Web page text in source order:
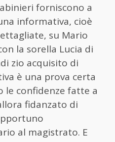
forniscono a
informativa, cioè
su Mario
la sorella Lucia di
zio acquisito di
è una prova certa
le confidenze fatte a
fidanzato di
al magistrato. E